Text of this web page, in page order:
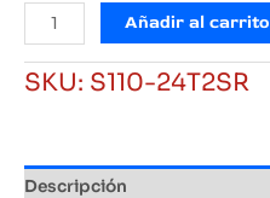
Switch
Huawei
eKit
Engine
cantidad
Añadir al carrito
SKU: S110-24T2SR
Descripción